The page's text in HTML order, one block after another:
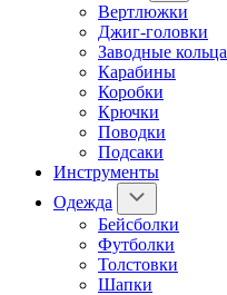
Вертлюжки
Джиг-головки
Заводные кольца
Карабины
Коробки
Крючки
Поводки
Подсаки
Инструменты
Одежда
Бейсболки
Футболки
Толстовки
Шапки